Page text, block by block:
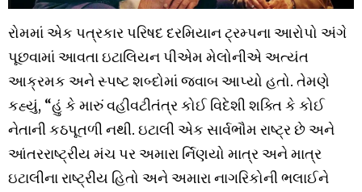
રોમમાં એક પત્રકાર પરિષદ દરમિયાન ટ્રમ્પના આરોપો અંગે
પૂછવામાં આવતા ઇટાલિયન પીએમ મેલોનીએ અત્યંત
આક્રમક અને સ્પષ્ટ શબ્દોમાં જવાબ આપ્યો હતો. તેમણે
કહ્યું, “હું કે મારું વહીવટીતંત્ર કોઈ વિદેશી શક્તિ કે કોઈ
નેતાની કઠપૂતળી નથી. ઇટાલી એક સાર્વભૌમ રાષ્ટ્ર છે અને
આંતરરાષ્ટ્રીય મંચ પર અમારા ર્નિણયો માત્ર અને માત્ર
ઇટાલીના રાષ્ટ્રીય હિતો અને અમારા નાગરિકોની ભલાઈને